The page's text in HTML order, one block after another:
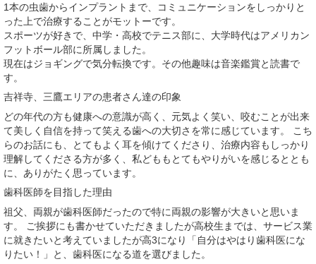
1本の虫歯からインプラントまで、コミュニケーションをしっかりと
った上で治療することがモットーです。
スポーツが好きで、中学・高校でテニス部に、大学時代はアメリカン
フットボール部に所属しました。
現在はジョギングで気分転換です。その他趣味は音楽鑑賞と読書で
す。
吉祥寺、三鷹エリアの患者さん達の印象
どの年代の方も健康への意識が高く、元気よく笑い、咬むことが出来
て美しく自信を持って笑える歯への大切さを常に感じています。 こち
らのお話にも、とてもよく耳を傾けてくださり、治療内容もしっかり
理解してくださる方が多く、私どももとてもやりがいを感じるととも
に、ありがたく思っています。
歯科医師を目指した理由
祖父、両親が歯科医師だったので特に両親の影響が大きいと思いま
す。 ご挨拶にも書かせていただきましたが高校生までは、サービス業
に就きたいと考えていましたが高3になり「自分はやはり歯科医にな
りたい！」と、歯科医になる道を選びました。